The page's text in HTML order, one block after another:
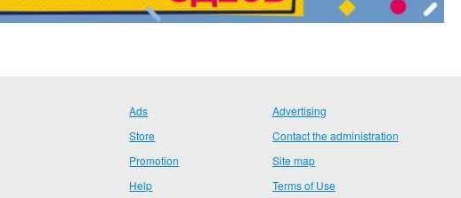
Ads
Store
Promotion
Help
Advertising
Contact the administration
Site map
Terms of Use